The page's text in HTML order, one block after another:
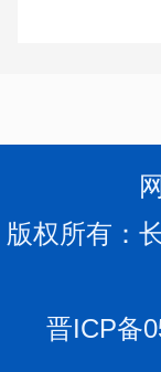
版权所有：
晋ICP备